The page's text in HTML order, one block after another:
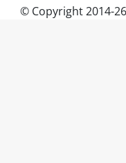
© Copyright 2014-